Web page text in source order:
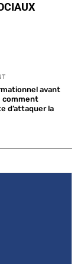
avant
comment
d’attaquer la